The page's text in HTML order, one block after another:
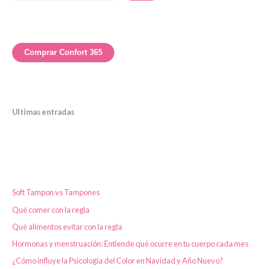
r
Comprar Confort 365
Ultimas entradas
Soft Tampon vs Tampones
Qué comer con la regla
Qué alimentos evitar con la regla
Hormonas y menstruación: Entiende qué ocurre en tu cuerpo cada mes
¿Cómo influye la Psicología del Color en Navidad y Año Nuevo?